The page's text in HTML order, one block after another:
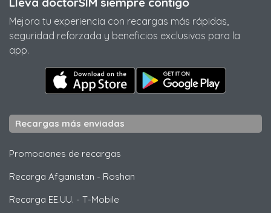
Mejora tu experiencia con recargas más rápidas,
seguridad reforzada y beneficios exclusivos para la
app.
Recargas más enviadas
Promociones de recargas
Recarga Afganistan - Roshan
Recarga EE.UU. - T-Mobile